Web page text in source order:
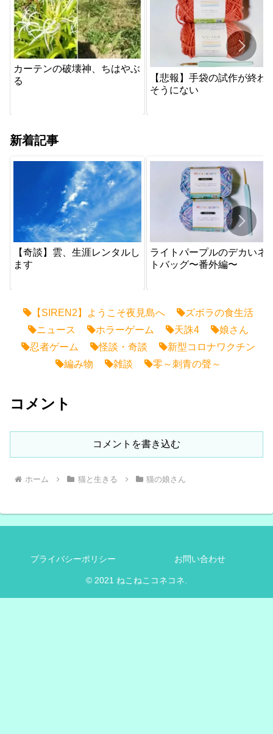
カーテンの破壊神、ちはやぶ
る
【悲報】手袋の試作が終わ
そうにない
新着記事
【奇談】雲、生涯レンタルし
ます
ライトパープルのデカいネ
トバッグ〜番外編〜
【SIREN2】ようこそ夜見島へ
ズボラの食生活
ニュース
ホラーゲーム 天誅4
娘さん
忍者ゲーム
怪談・奇談
新型コロナワクチン
編み物
雑談 零～刺青の聲～
コメント
コメントを書き込む
ホーム 猫と生きる 猫の娘さん
プライバシーポリシー お問い合わせ
© 2021 ねこねこコネコネ.